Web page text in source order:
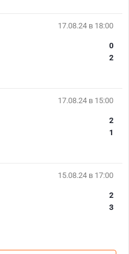
17.08.24 в 18:00
0
2
17.08.24 в 15:00
2
1
15.08.24 в 17:00
2
3